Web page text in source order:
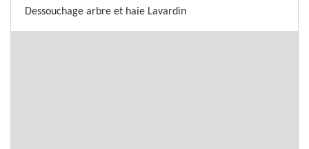
Dessouchage arbre et haie Lavardin